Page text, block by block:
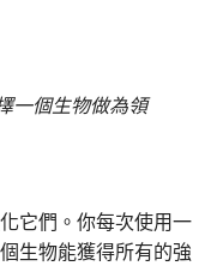
一個生物做為領
它們。你每次使用一
生物能獲得所有的強